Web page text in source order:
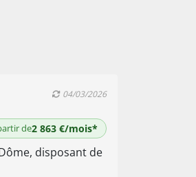
04/03/2026
de2 863 €/mois*
disposant de